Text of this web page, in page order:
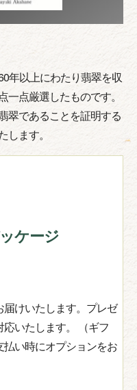
年以上にわたり翡翠を収
点厳選したものです。
翠であることを証明する
します。
ケージ
けいたします。プレゼ
いたします。 （ギフ
払い時にオプションをお